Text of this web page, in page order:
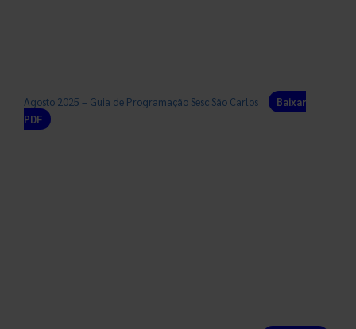
Agosto 2025 – Guia de Programação Sesc São Carlos
Baixar
PDF